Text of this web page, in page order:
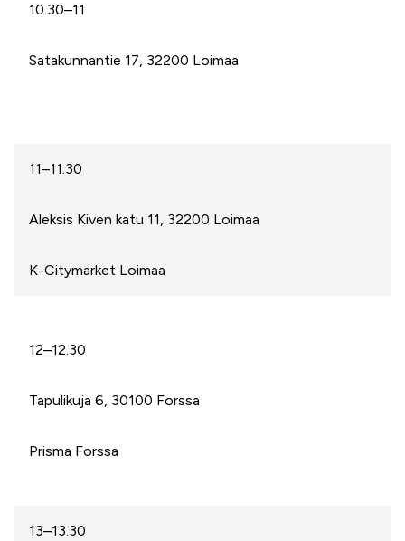
10.30–11
Satakunnantie 17, 32200 Loimaa
11–11.30
Aleksis Kiven katu 11, 32200 Loimaa
K-Citymarket Loimaa
12–12.30
Tapulikuja 6, 30100 Forssa
Prisma Forssa
13–13.30